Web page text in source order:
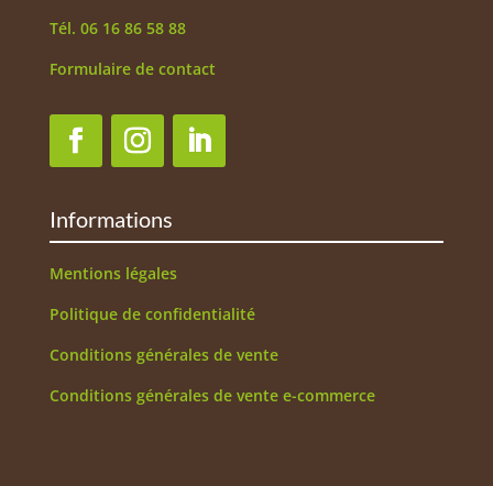
Tél. 06 16 86 58 88
Formulaire de contact
Informations
Mentions légales
Politique de confidentialité
Conditions générales de vente
Conditions générales de vente e-commerce